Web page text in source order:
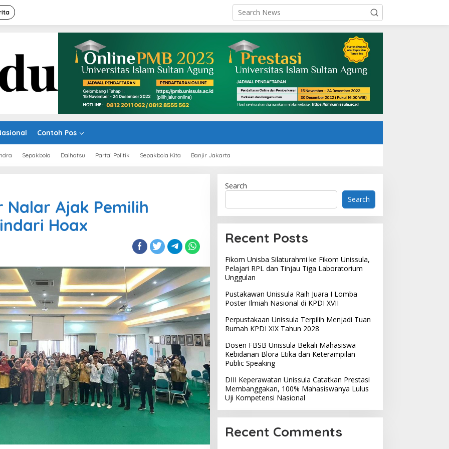
Contoh Pos
Sepakbola Daihatsu Partai Politik Sepakbola Kita Banjir Jakarta
Nalar Ajak Pemilih
Hoax
Search
Search
Recent Posts
Fikom Unisba Silaturahmi ke Fikom Unissula,
Pelajari RPL dan Tinjau Tiga Laboratorium
Unggulan
Pustakawan Unissula Raih Juara I Lomba
Poster Ilmiah Nasional di KPDI XVII
Perpustakaan Unissula Terpilih Menjadi Tuan
Rumah KPDI XIX Tahun 2028
Dosen FBSB Unissula Bekali Mahasiswa
Kebidanan Blora Etika dan Keterampilan
Public Speaking
DIII Keperawatan Unissula Catatkan Prestasi
Membanggakan, 100% Mahasiswanya Lulus
Uji Kompetensi Nasional
Recent Comments